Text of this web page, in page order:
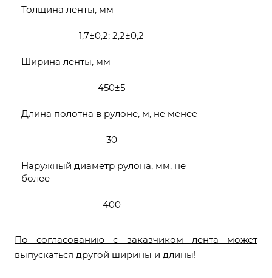
Толщина ленты, мм
1,7±0,2; 2,2±0,2
Ширина ленты, мм
450±5
Длина полотна в рулоне, м, не менее
30
Наружный диаметр рулона, мм, не
более
400
По согласованию с заказчиком лента может
выпускаться другой ширины и длины!